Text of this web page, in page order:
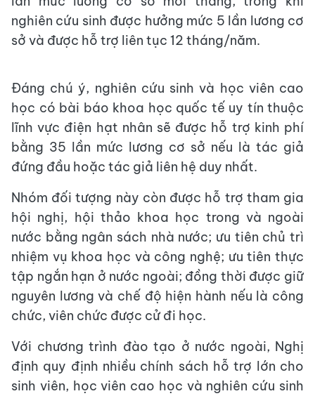
nghiên cứu sinh được hưởng mức 5 lần lương cơ
sở và được hỗ trợ liên tục 12 tháng/năm.
Đáng chú ý, nghiên cứu sinh và học viên cao
học có bài báo khoa học quốc tế uy tín thuộc
lĩnh vực điện hạt nhân sẽ được hỗ trợ kinh phí
bằng 35 lần mức lương cơ sở nếu là tác giả
đứng đầu hoặc tác giả liên hệ duy nhất.
Nhóm đối tượng này còn được hỗ trợ tham gia
hội nghị, hội thảo khoa học trong và ngoài
nước bằng ngân sách nhà nước; ưu tiên chủ trì
nhiệm vụ khoa học và công nghệ; ưu tiên thực
tập ngắn hạn ở nước ngoài; đồng thời được giữ
nguyên lương và chế độ hiện hành nếu là công
chức, viên chức được cử đi học.
Với chương trình đào tạo ở nước ngoài, Nghị
định quy định nhiều chính sách hỗ trợ lớn cho
sinh viên, học viên cao học và nghiên cứu sinh